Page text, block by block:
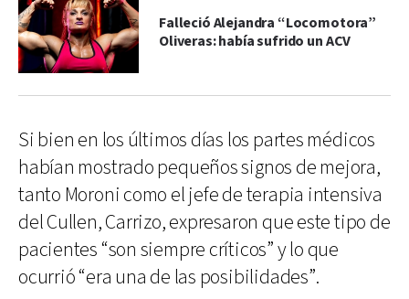
Falleció Alejandra “Locomotora”
Oliveras: había sufrido un ACV
Si bien en los últimos días los partes médicos
habían mostrado pequeños signos de mejora,
tanto Moroni como el jefe de terapia intensiva
del Cullen, Carrizo, expresaron que este tipo de
pacientes “son siempre críticos” y lo que
ocurrió “era una de las posibilidades”.